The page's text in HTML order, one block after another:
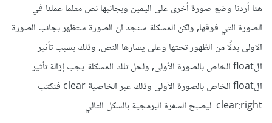
هنا أردنا وضع صورة أخرى على اليمين وبجانبها نص مثلما عملنا في
الصورة التي فوقها, ولكن المشكلة سنجد ان الصورة ستظهر بجانب الصورة
الاولى بدلًا من الظهور تحتها وعلى يسارها النص, وذلك بسبب تأثير
الfloat الخاص بالصورة الأولى, ولحل تلك المشكلة يجب إزالة تأثير
الfloat الخاص بالصورة الأولى وذلك عبر الخاصية clear فنكتب
clear:right ليصبح الشفرة البرمجية بالشكل التالي